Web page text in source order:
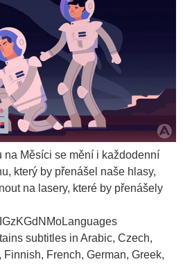
na Měsíci se mění i každodenní
který by přenášel naše hlasy,
na lasery, které by přenášely
subtitles in Arabic, Czech,
French, German, Greek,